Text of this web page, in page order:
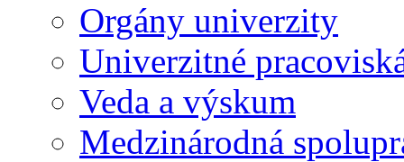
Orgány univerzity
Univerzitné
Veda a výskum
Medzinárodná